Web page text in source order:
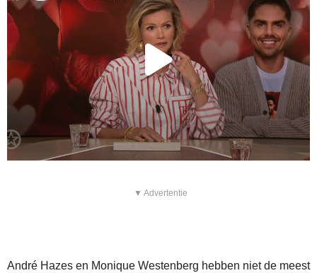
▼ Advertentie
André Hazes en Monique Westenberg hebben niet de meest